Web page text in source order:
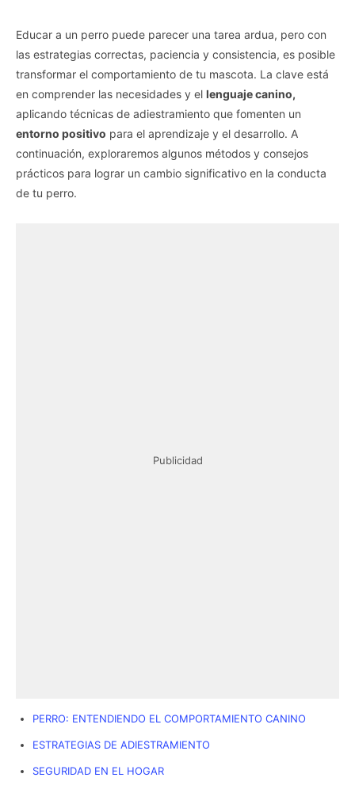
Educar a un perro puede parecer una tarea ardua, pero con
las estrategias correctas, paciencia y consistencia, es posible
transformar el comportamiento de tu mascota. La clave está
en comprender las necesidades y el lenguaje canino,
aplicando técnicas de adiestramiento que fomenten un
entorno positivo para el aprendizaje y el desarrollo. A
continuación, exploraremos algunos métodos y consejos
prácticos para lograr un cambio significativo en la conducta
de tu perro.
Publicidad
PERRO: ENTENDIENDO EL COMPORTAMIENTO CANINO
ESTRATEGIAS DE ADIESTRAMIENTO
SEGURIDAD EN EL HOGAR